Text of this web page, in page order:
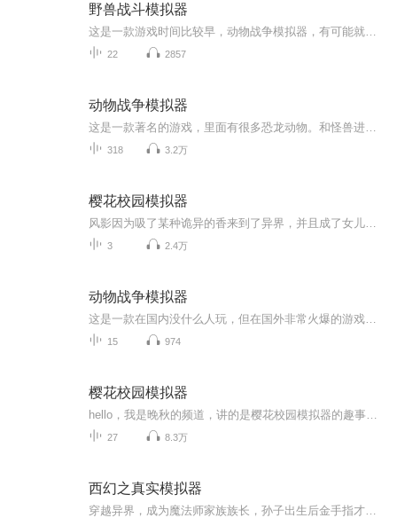
野兽战斗模拟器
22 2857
动物战争模拟器
318 3.2万
樱花校园模拟器
3 2.4万
动物战争模拟器
15 974
樱花校园模拟器
27 8.3万
西幻之真实模拟器